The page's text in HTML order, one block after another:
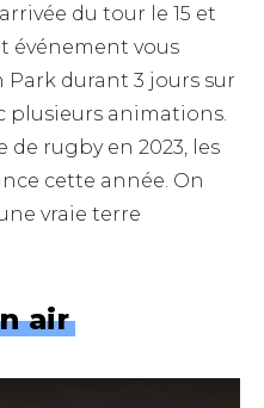
du tour le 15 et
événement vous
durant 3 jours sur
plusieurs animations.
rugby en 2023, les
cette année. On
vraie terre
air